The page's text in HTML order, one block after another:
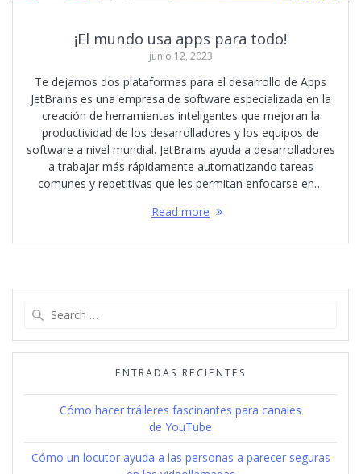
¡El mundo usa apps para todo!
junio 12, 2023
Te dejamos dos plataformas para el desarrollo de Apps
JetBrains es una empresa de software especializada en la
creación de herramientas inteligentes que mejoran la
productividad de los desarrolladores y los equipos de
software a nivel mundial. JetBrains ayuda a desarrolladores
a trabajar más rápidamente automatizando tareas
comunes y repetitivas que les permitan enfocarse en…
Read more
ENTRADAS RECIENTES
Cómo hacer tráileres fascinantes para canales
de YouTube
Cómo un locutor ayuda a las personas a parecer seguras